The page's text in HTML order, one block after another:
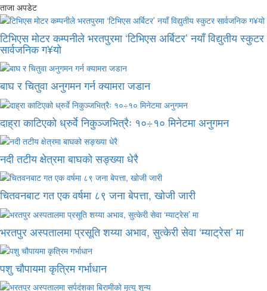
ताजा अपडेट
टिभिएस मोटर कम्पनीले भरतपुरमा ‘टिभिएस अर्बिटर’ नयाँ विद्युतीय स्कुटर
सार्वजनिक ग¥यो
बाघ र चितुवा अनुगमन गर्न क्यामरा जडान
दाह्रा काटिएको ध्रुर्वे निकुञ्जभित्रैः १०÷१० मिनेटमा अनुगमन
नदी तटीय क्षेत्रमा बाघको सङ्ख्या धेरै
चितवनबाट गत एक वर्षमा ८९ जना बेपत्ता, खोजी जारी
भरतपुर अस्पतालमा प्रसूति शय्या अभाव, सुत्केरी सेवा ‘म्याट्रेस’ मा
पशु चौपायमा कृत्रिम गर्भाधान